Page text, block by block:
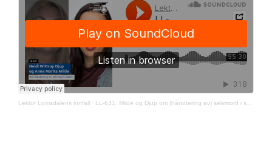
Lektor Lomsdalens innfall · LL-631: Milde og Djup om (håndtering av) selvmord i skolen